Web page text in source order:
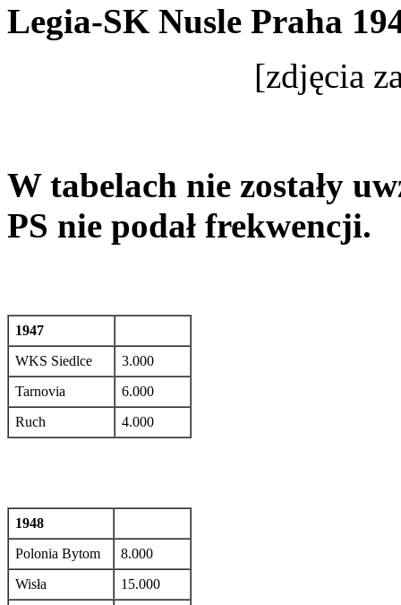
Legia-SK Nusle Praha
[zdjęcia
W tabelach nie zostały
PS nie podał frekwencji.
1947
WKS Siedlce
3.000
Tarnovia
6.000
Ruch
4.000
1948
Polonia Bytom
8.000
Wisła
15.000